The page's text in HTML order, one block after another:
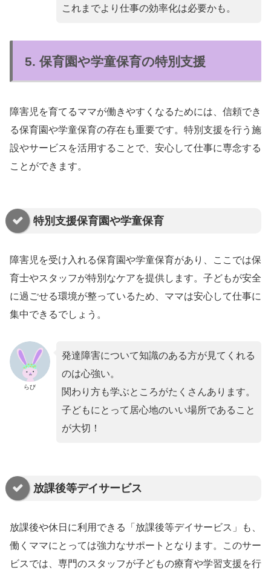
これまでより仕事の効率化は必要かも。
5. 保育園や学童保育の特別支援
障害児を育てるママが働きやすくなるためには、信頼でき
る保育園や学童保育の存在も重要です。特別支援を行う施
設やサービスを活用することで、安心して仕事に専念する
ことができます。
特別支援保育園や学童保育
障害児を受け入れる保育園や学童保育があり、ここでは保
育士やスタッフが特別なケアを提供します。子どもが安全
に過ごせる環境が整っているため、ママは安心して仕事に
集中できるでしょう。
らび
発達障害について知識のある方が見てくれる
のは心強い。
関わり方も学ぶところがたくさんあります。
子どもにとって居心地のいい場所であること
が大切！
放課後等デイサービス
放課後や休日に利用できる「放課後等デイサービス」も、
働くママにとっては強力なサポートとなります。このサー
ビスでは、専門のスタッフが子どもの療育や学習支援を行